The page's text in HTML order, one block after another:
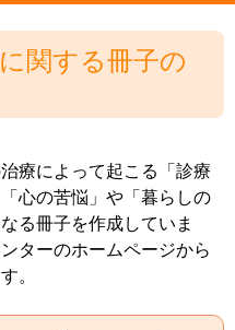
関する冊子の
療によって起こる「診療
心の苦悩」や「暮らしの
る冊子を作成していま
ターのホームページから
。